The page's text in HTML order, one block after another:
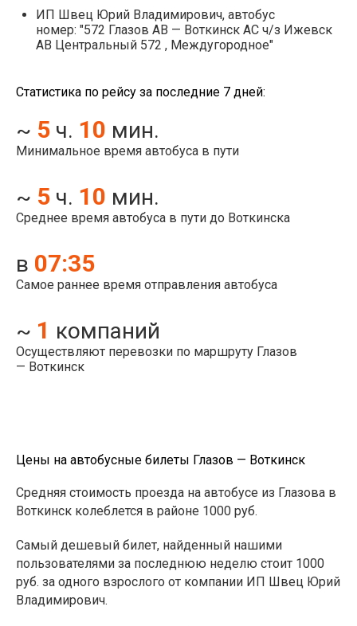
ИП Швец Юрий Владимирович, автобус
номер: "572 Глазов АВ — Воткинск АС ч/з Ижевск
АВ Центральный 572 , Междугородное"
Статистика по рейсу за последние 7 дней:
~ 5 ч. 10 мин.
Минимальное время автобуса в пути
~ 5 ч. 10 мин.
Среднее время автобуса в пути до Воткинска
в 07:35
Самое раннее время отправления автобуса
~ 1 компаний
Осуществляют перевозки по маршруту Глазов
— Воткинск
Цены на автобусные билеты Глазов — Воткинск
Средняя стоимость проезда на автобусе из Глазова в
Воткинск колеблется в районе 1000 руб.
Самый дешевый билет, найденный нашими
пользователями за последнюю неделю стоит 1000
руб. за одного взрослого от компании ИП Швец Юрий
Владимирович.